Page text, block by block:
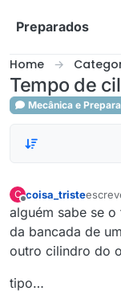
Preparados
Home
Tempo de
Mecânica e
C
Offline
coisa_triste
última
alguém sabe se
da bancada de
outro cilindro do
tipo…